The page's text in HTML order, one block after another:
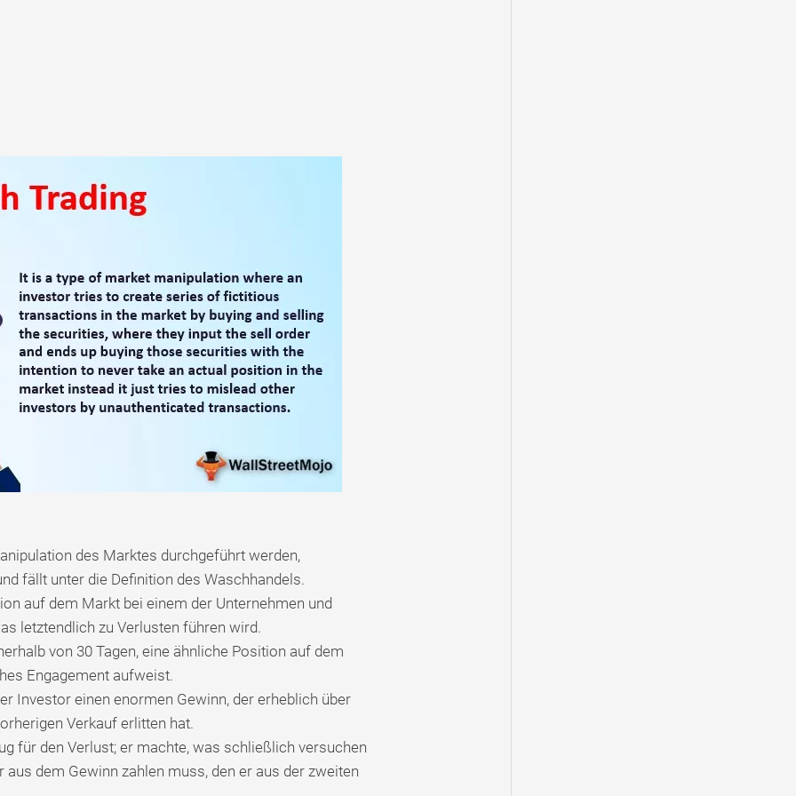
des Marktes durchgeführt werden,
fällt unter die Definition des Waschhandels.
auf dem Markt bei einem der Unternehmen und
letztendlich zu Verlusten führen wird.
von 30 Tagen, eine ähnliche Position auf dem
Engagement aufweist.
Investor einen enormen Gewinn, der erheblich über
Verkauf erlitten hat.
für den Verlust; er machte, was schließlich versuchen
aus dem Gewinn zahlen muss, den er aus der zweiten